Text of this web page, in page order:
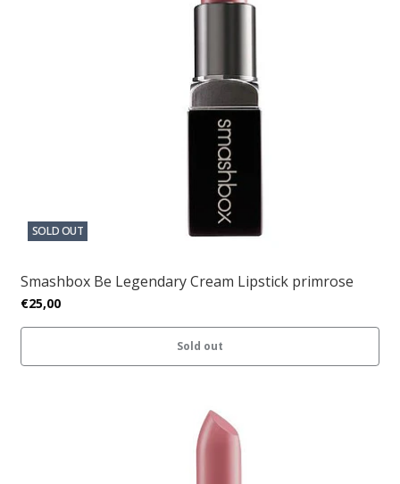
SOLD OUT
Smashbox Be Legendary Cream Lipstick primrose
€25,00
Sold out